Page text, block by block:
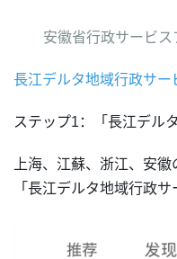
安徽省行政サービス
長江デルタ地域行政サー
ステップ1：「長江デル
上海、江蘇、浙江、安
「長江デルタ地域行政